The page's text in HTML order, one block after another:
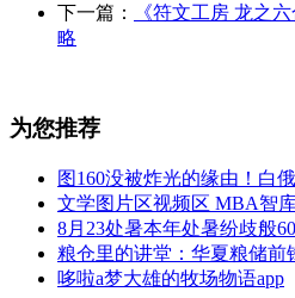
下一篇：
《符文工房 龙之
略
为您推荐
图160没被炸光的缘由！白
文学图片区视频区 MBA智
8月23处暑本年处暑纷歧般
粮仓里的讲堂：华夏粮储前
哆啦a梦大雄的牧场物语app